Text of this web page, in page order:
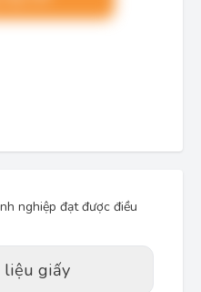
nghiệp đạt được điều
liệu giấy